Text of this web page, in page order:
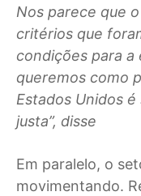
Nos parece que
critérios que
condições para a
queremos como
Estados Unidos
justa”, disse
Em paralelo, o
movimentando.